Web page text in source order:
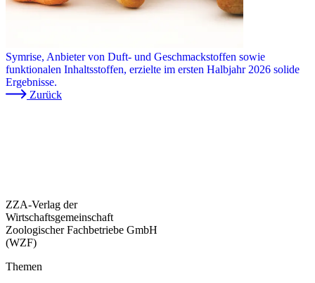
Symrise, Anbieter von Duft- und Geschmackstoffen sowie
funktionalen Inhaltsstoffen, erzielte im ersten Halbjahr 2026 solide
Ergebnisse.
Zurück
ZZA-Verlag der
Wirtschaftsgemeinschaft
Zoologischer Fachbetriebe GmbH
(WZF)
Themen